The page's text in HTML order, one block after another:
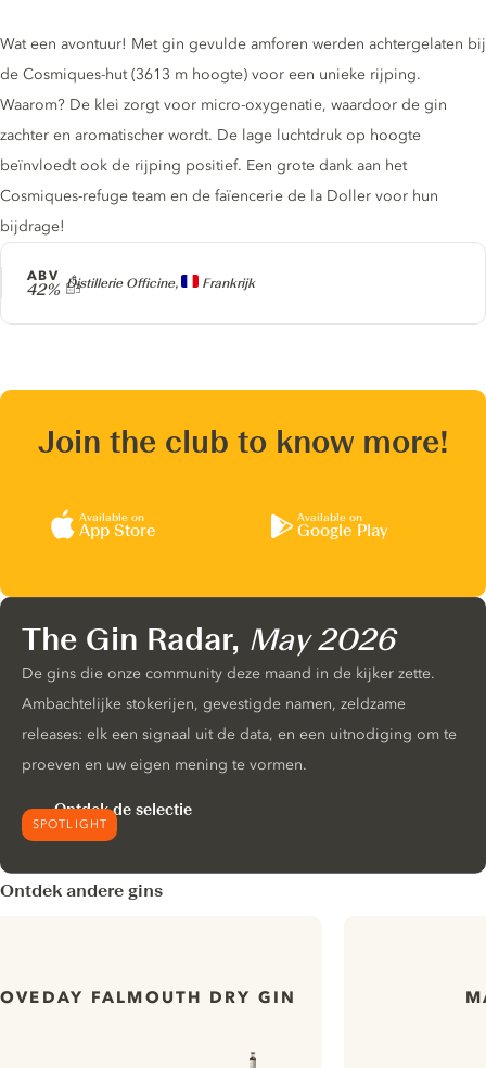
Producer
Distillerie Officine, Frankrijk
ABV
42%
Gin description
Wat een avontuur! Met gin gevulde amforen werden achtergelaten bij
de Cosmiques-hut (3613 m hoogte) voor een unieke rijping.
Waarom? De klei zorgt voor micro-oxygenatie, waardoor de gin
zachter en aromatischer wordt. De lage luchtdruk op hoogte
beïnvloedt ook de rijping positief. Een grote dank aan het
Cosmiques-refuge team en de faïencerie de la Doller voor hun
bijdrage!
Join the club to know more!
Available on
App Store
Available on
Google Play
SPOTLIGHT
The Gin Radar, May 2026
De gins die onze community deze maand in de kijker zette.
Ambachtelijke stokerijen, gevestigde namen, zeldzame
releases: elk een signaal uit de data, en een uitnodiging om te
proeven en uw eigen mening te vormen.
Ontdek de selectie
Ontdek andere gins
FALMOUTH DRY GIN